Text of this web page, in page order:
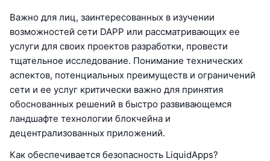
Важно для лиц, заинтересованных в изучении
возможностей сети DAPP или рассматривающих ее
услуги для своих проектов разработки, провести
тщательное исследование. Понимание технических
аспектов, потенциальных преимуществ и ограничений
сети и ее услуг критически важно для принятия
обоснованных решений в быстро развивающемся
ландшафте технологии блокчейна и
децентрализованных приложений.
Как обеспечивается безопасность LiquidApps?